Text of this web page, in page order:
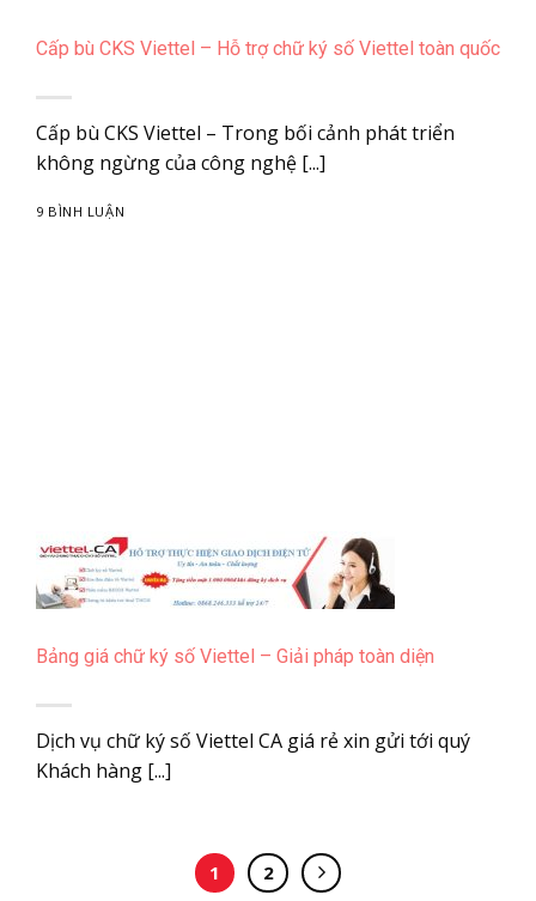
Cấp bù CKS Viettel – Hỗ trợ chữ ký số Viettel toàn quốc
Cấp bù CKS Viettel – Trong bối cảnh phát triển
không ngừng của công nghệ [...]
9 BÌNH LUẬN
Bảng giá chữ ký số Viettel – Giải pháp toàn diện
Dịch vụ chữ ký số Viettel CA giá rẻ xin gửi tới quý
Khách hàng [...]
1 2